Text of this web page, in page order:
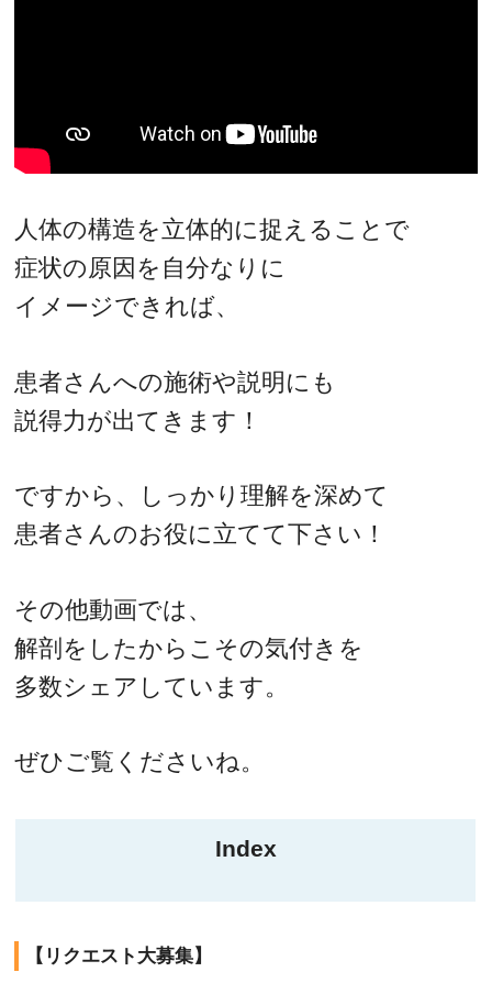
人体の構造を立体的に捉えることで
症状の原因を自分なりに
イメージできれば、
患者さんへの施術や説明にも
説得力が出てきます！
ですから、しっかり理解を深めて
患者さんのお役に立てて下さい！
その他動画では、
解剖をしたからこその気付きを
多数シェアしています。
ぜひご覧くださいね。
Index
【リクエスト大募集】